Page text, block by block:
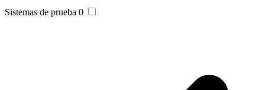
Sistemas de prueba 0